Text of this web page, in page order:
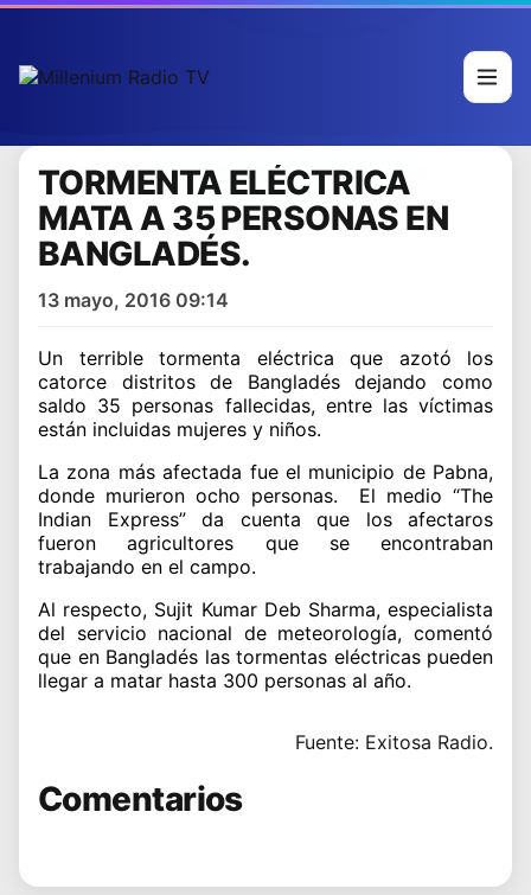
TORMENTA ELÉCTRICA
MATA A 35 PERSONAS EN
BANGLADÉS.
13 mayo, 2016 09:14
Un terrible tormenta eléctrica que azotó los
catorce distritos de Bangladés dejando como
saldo 35 personas fallecidas, entre las víctimas
están incluidas mujeres y niños.
La zona más afectada fue el municipio de Pabna,
donde murieron ocho personas. El medio “The
Indian Express” da cuenta que los afectaros
fueron agricultores que se encontraban
trabajando en el campo.
Al respecto, Sujit Kumar Deb Sharma, especialista
del servicio nacional de meteorología, comentó
que en Bangladés las tormentas eléctricas pueden
llegar a matar hasta 300 personas al año.
Fuente: Exitosa Radio.
Comentarios